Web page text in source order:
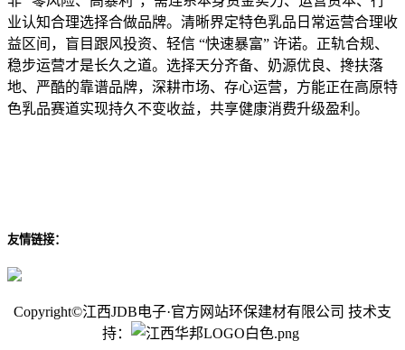
业认知合理选择合做品牌。清晰界定特色乳品日常运营合理收
益区间，盲目跟风投资、轻信 “快速暴富” 许诺。正轨合规、
稳步运营才是长久之道。选择天分齐备、奶源优良、搀扶落
地、严酷的靠谱品牌，深耕市场、存心运营，方能正在高原特
色乳品赛道实现持久不变收益，共享健康消费升级盈利。
友情链接：
Copyright©江西JDB电子·官方网站环保建材有限公司 技术支
持：